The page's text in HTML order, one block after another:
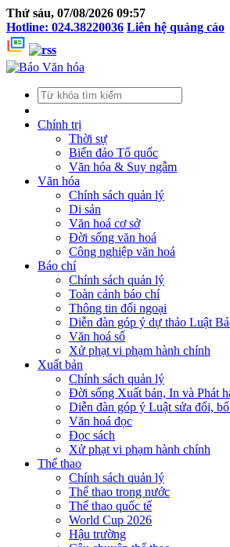
Thứ sáu, 07/08/2026 09:57
Hotline: 024.38220036 Liên hệ quảng cáo
Chính trị
Thời sự
Biển đảo Tổ quốc
Văn hóa & Suy ngẫm
Văn hóa
Chính sách quản lý
Di sản
Văn hoá cơ sở
Đời sống văn hoá
Công nghiệp văn hoá
Báo chí
Chính sách quản lý
Toàn cảnh báo chí
Thông tin đối ngoại
Diễn đàn góp ý dự thảo Luật
Văn hoá số
Xử phạt vi phạm hành chính
Xuất bản
Chính sách quản lý
Đời sống Xuất bản, In và Phát
Diễn đàn góp ý Luật sửa đổi,
Văn hoá đọc
Đọc sách
Xử phạt vi phạm hành chính
Thể thao
Chính sách quản lý
Thể thao trong nước
Thể thao quốc tế
World Cup 2026
Hậu trường